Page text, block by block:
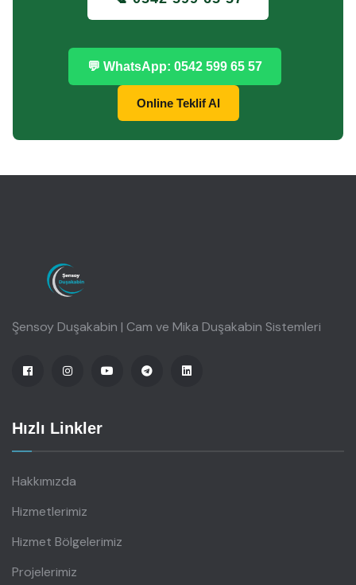
💬 WhatsApp: 0542 599 65 57
Online Teklif Al
Şensoy Duşakabin | Cam ve Mika Duşakabin Sistemleri
Hızlı Linkler
Hakkımızda
Hizmetlerimiz
Hizmet Bölgelerimiz
Projelerimiz